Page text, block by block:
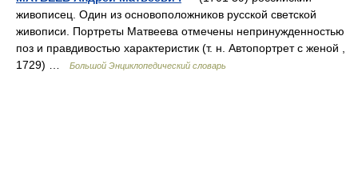
живописец. Один из основоположников русской светской
живописи. Портреты Матвеева отмечены непринужденностью
поз и правдивостью характеристик (т. н. Автопортрет с женой ,
1729) …
Большой Энциклопедический словарь